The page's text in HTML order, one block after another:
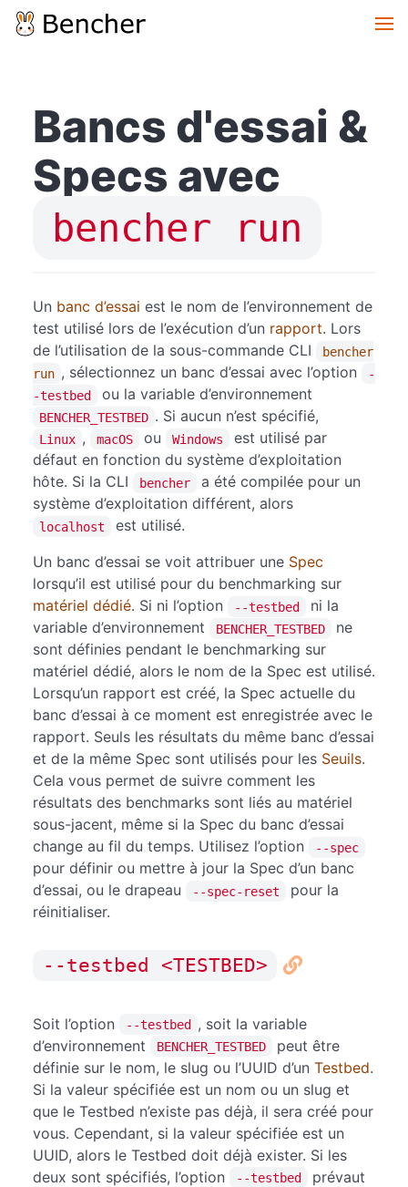
Bancs d'essai &
Specs avec
bencher run
Un banc d’essai est le nom de l’environnement de
test utilisé lors de l’exécution d’un rapport. Lors
de l’utilisation de la sous-commande CLI
bencher
run , sélectionnez un banc d’essai avec l’option
-
-testbed
ou la variable d’environnement
BENCHER_TESTBED . Si aucun n’est spécifié,
Linux , macOS ou Windows
est utilisé par
défaut en fonction du système d’exploitation
hôte. Si la CLI
bencher
a été compilée pour un
système d’exploitation différent, alors
localhost
est utilisé.
Un banc d’essai se voit attribuer une Spec
lorsqu’il est utilisé pour du benchmarking sur
matériel dédié. Si ni l’option --testbed
ni la
variable d’environnement
BENCHER_TESTBED
ne
sont définies pendant le benchmarking sur
matériel dédié, alors le nom de la Spec est utilisé.
Lorsqu’un rapport est créé, la Spec actuelle du
banc d’essai à ce moment est enregistrée avec le
rapport. Seuls les résultats du même banc d’essai
et de la même Spec sont utilisés pour les Seuils.
Cela vous permet de suivre comment les
résultats des benchmarks sont liés au matériel
sous-jacent, même si la Spec du banc d’essai
change au fil du temps. Utilisez l’option
--spec
pour définir ou mettre à jour la Spec d’un banc
d’essai, ou le drapeau
--spec-reset
pour la
réinitialiser.
--testbed <TESTBED>
Soit l’option --testbed
, soit la variable
d’environnement
BENCHER_TESTBED
peut être
définie sur le nom, le slug ou l’UUID d’un Testbed.
Si la valeur spécifiée est un nom ou un slug et
que le Testbed n’existe pas déjà, il sera créé pour
vous. Cependant, si la valeur spécifiée est un
UUID, alors le Testbed doit déjà exister. Si les
deux sont spécifiés, l’option
--testbed
prévaut